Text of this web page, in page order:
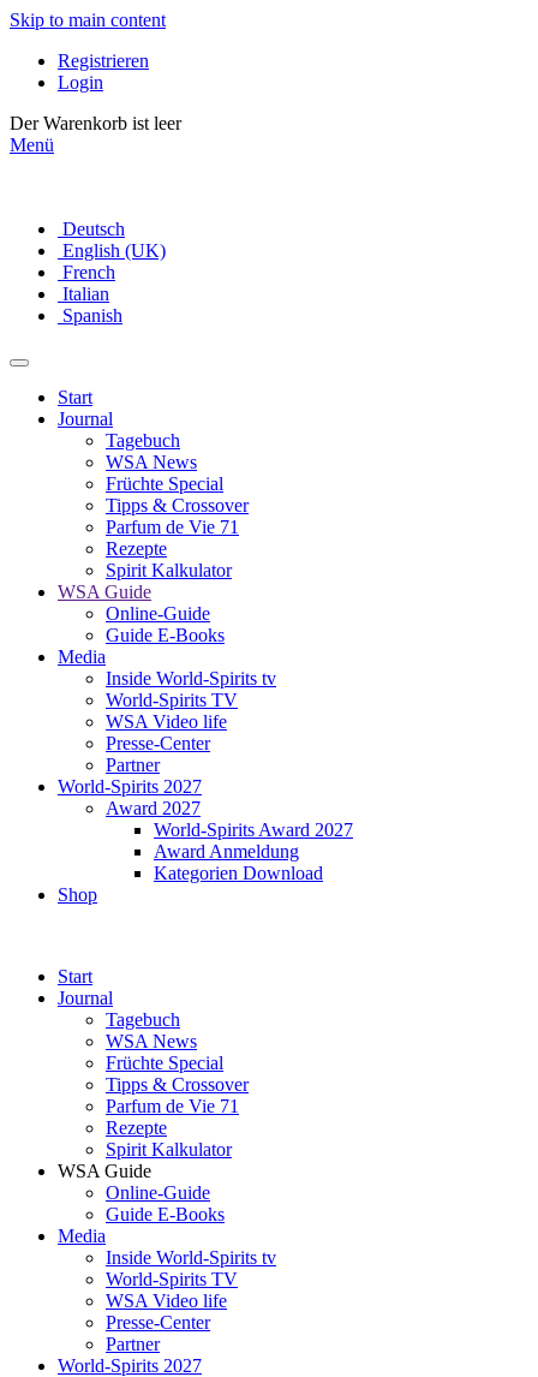
Skip to main content
Registrieren
Login
Der Warenkorb ist leer
Menü
Deutsch
English (UK)
French
Italian
Spanish
Start
Journal
Tagebuch
WSA News
Früchte Special
Tipps & Crossover
Parfum de Vie 71
Rezepte
Spirit Kalkulator
WSA Guide
Online-Guide
Guide E-Books
Media
Inside World-Spirits tv
World-Spirits TV
WSA Video life
Presse-Center
Partner
World-Spirits 2027
Award 2027
World-Spirits Award 2027
Award Anmeldung
Kategorien Download
Shop
Start
Journal
Tagebuch
WSA News
Früchte Special
Tipps & Crossover
Parfum de Vie 71
Rezepte
Spirit Kalkulator
WSA Guide
Online-Guide
Guide E-Books
Media
Inside World-Spirits tv
World-Spirits TV
WSA Video life
Presse-Center
Partner
World-Spirits 2027